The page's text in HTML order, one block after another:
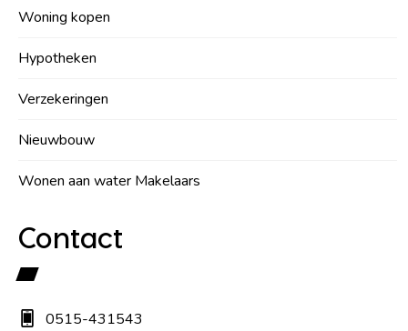
Woning kopen
Hypotheken
Verzekeringen
Nieuwbouw
Wonen aan water Makelaars
Contact
0515-431543